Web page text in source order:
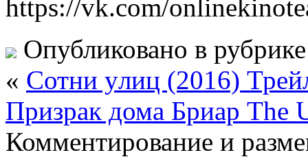
https://vk.com/
Опубликовано в
« Cотни yлиц (2016)
Призрак дома Бриар The
Комментирование и